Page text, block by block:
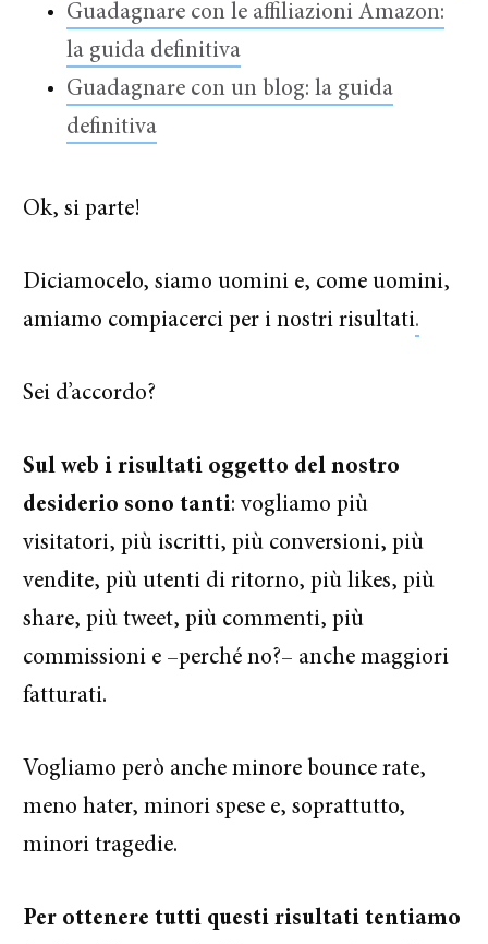
Guadagnare con le affiliazioni Amazon:
la guida definitiva
Guadagnare con un blog: la guida
definitiva
Ok, si parte!
Diciamocelo, siamo uomini e, come uomini,
amiamo compiacerci per i nostri risultati.
Sei d’accordo?
Sul web i risultati oggetto del nostro
desiderio sono tanti: vogliamo più
visitatori, più iscritti, più conversioni, più
vendite, più utenti di ritorno, più likes, più
share, più tweet, più commenti, più
commissioni e –perché no?– anche maggiori
fatturati.
Vogliamo però anche minore bounce rate,
meno hater, minori spese e, soprattutto,
minori tragedie.
Per ottenere tutti questi risultati tentiamo